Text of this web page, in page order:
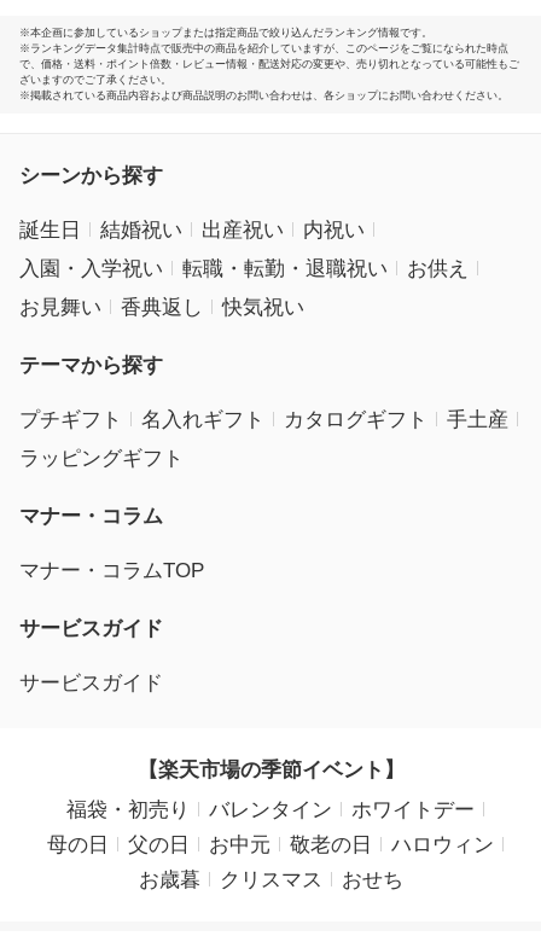
※本企画に参加しているショップまたは指定商品で絞り込んだランキング情報です。
※ランキングデータ集計時点で販売中の商品を紹介していますが、このページをご覧になられた時点
で、価格・送料・ポイント倍数・レビュー情報・配送対応の変更や、売り切れとなっている可能性もご
ざいますのでご了承ください。
※掲載されている商品内容および商品説明のお問い合わせは、各ショップにお問い合わせください。
シーンから探す
誕生日 結婚祝い 出産祝い
内祝い
入園・入学祝い
転職・転勤・退職祝い
お供え
お見舞い
香典返し 快気祝い
テーマから探す
プチギフト 名入れギフト カタログギフト
手土産
ラッピングギフト
マナー・コラム
マナー・コラムTOP
サービスガイド
サービスガイド
【楽天市場の季節イベント】
福袋・初売り
バレンタイン
ホワイトデー
母の日
父の日 お中元 敬老の日
ハロウィン
お歳暮
クリスマス おせち